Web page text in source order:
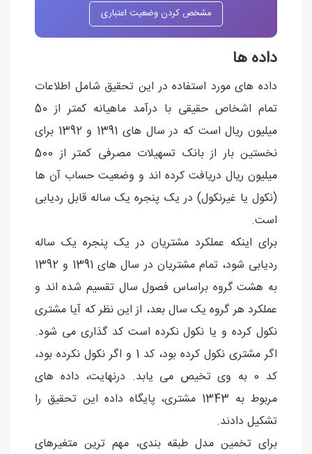
مشخص کردن وضعیت اعتباری
داده ها
داده های مورد استفاده در این تحقیق شامل اطلاعات
تمام اشخاص حقیقی با درآمد ماهیانه کمتر از 50
میلیون ریال است که در سال های 1391 و 1392 برای
نخستین بار از بانک تسهیلات مصرفی کمتر از 500
میلیون ریال دریافت کرده اند و وضعیت حساب آن ها
(نکول یا غیرنکول) در یک پنجره یک ساله قابل ردیابی
است.
برای اینکه عملکرد مشتریان در یک پنجره یک ساله
ردیابی شود، تمام مشتریان در سال های 1391 و 1392
به هشت گروه براساس فصول سال تقسیم شده اند و
عملکرد هر گروه یک سال بعد، از این نظر که آیا مشتری
نکول کرده و یا نکول نکرده است کد گذاری می شود.
اگر مشتری نکول کرده بود، کد 1 و اگر نکول نکرده بود،
کد 0 به وی تخیص می یابد. درنهایت، داده های
مربوط به 1343 مشتری، پایگاه داده این تحقیق را
تشکیل دادند.
برای تخمین مدل طبقه بندی، مهم ترین متغیرهای